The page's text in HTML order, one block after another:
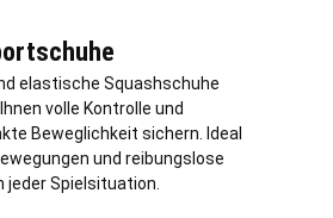
elastische Squashschuhe
volle Kontrolle und
Beweglichkeit sichern. Ideal
und reibungslose
jeder Spielsituation.